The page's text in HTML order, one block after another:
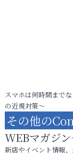
スマホは何時間まで
の近視対策～
その他の
WEBマガジ
新店やイベント情報